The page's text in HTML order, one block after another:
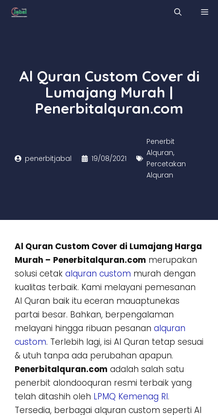
Skip
Al Quran Custom Cover di
Lumajang Murah |
Penerbitalquran.com
penerbitjabal 19/08/2021
Penerbit
Alquran,
Percetakan
Alquran
Al Quran Custom Cover di Lumajang Harga
Murah – Penerbitalquran.com merupakan
solusi cetak alquran custom murah dengan
kualitas terbaik. Kami melayani pemesanan
Al Quran baik itu eceran mauaptunekas
partai besar. Bahkan, berpengalaman
melayani hingga ribuan pesanan alquran
custom. Terlebih lagi, isi Al Quran tetap sesuai
& utuh tanpa ada perubahan apapun.
Penerbitalquran.com adalah salah satu
penerbit alondooquran resmi terbaik yang
telah ditashih oleh LPMQ Kemenag RI.
Tersedia, berbagai alquran custom seperti Al